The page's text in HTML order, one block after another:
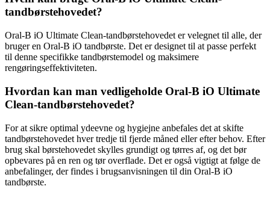
tandbørstehovedet?
Oral-B iO Ultimate Clean-tandbørstehovedet er velegnet til alle, der
bruger en Oral-B iO tandbørste. Det er designet til at passe perfekt
til denne specifikke tandbørstemodel og maksimere
rengøringseffektiviteten.
Hvordan kan man vedligeholde Oral-B iO Ultimate
Clean-tandbørstehovedet?
For at sikre optimal ydeevne og hygiejne anbefales det at skifte
tandbørstehovedet hver tredje til fjerde måned eller efter behov. Efter
brug skal børstehovedet skylles grundigt og tørres af, og det bør
opbevares på en ren og tør overflade. Det er også vigtigt at følge de
anbefalinger, der findes i brugsanvisningen til din Oral-B iO
tandbørste.